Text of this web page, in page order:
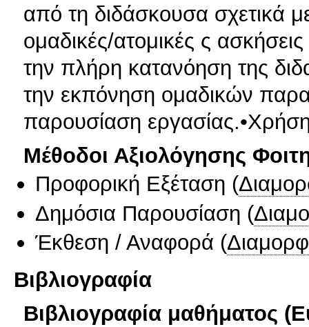
από τη διδάσκουσα σχετικά
ομαδικές/ατομικές ς
την πλήρη κατανόηση της
την εκπόνηση ομαδικών
παρουσίαση
Μέθοδοι Αξιολόγησης
Προφορική Εξέταση (
Δημόσια Παρουσίαση (
Έκθεση / Αναφορά (
Βιβλιογραφία
Βιβλιογραφία μαθήματος